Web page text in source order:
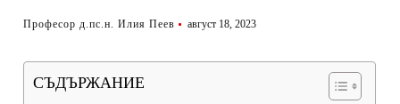
Професор д.пс.н. Илия Пеев август 18, 2023
СЪДЪРЖАНИЕ